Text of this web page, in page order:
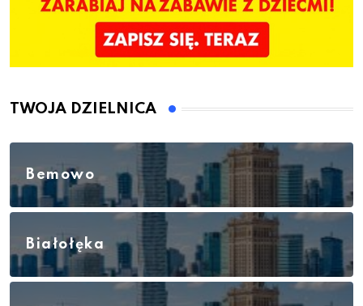
TWOJA DZIELNICA
Bemowo
Białołęka